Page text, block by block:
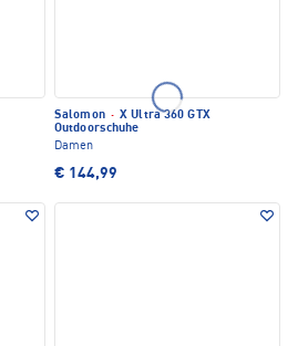
Salomon · X Ultra 360 GTX
Outdoorschuhe
Damen
€ 144,99